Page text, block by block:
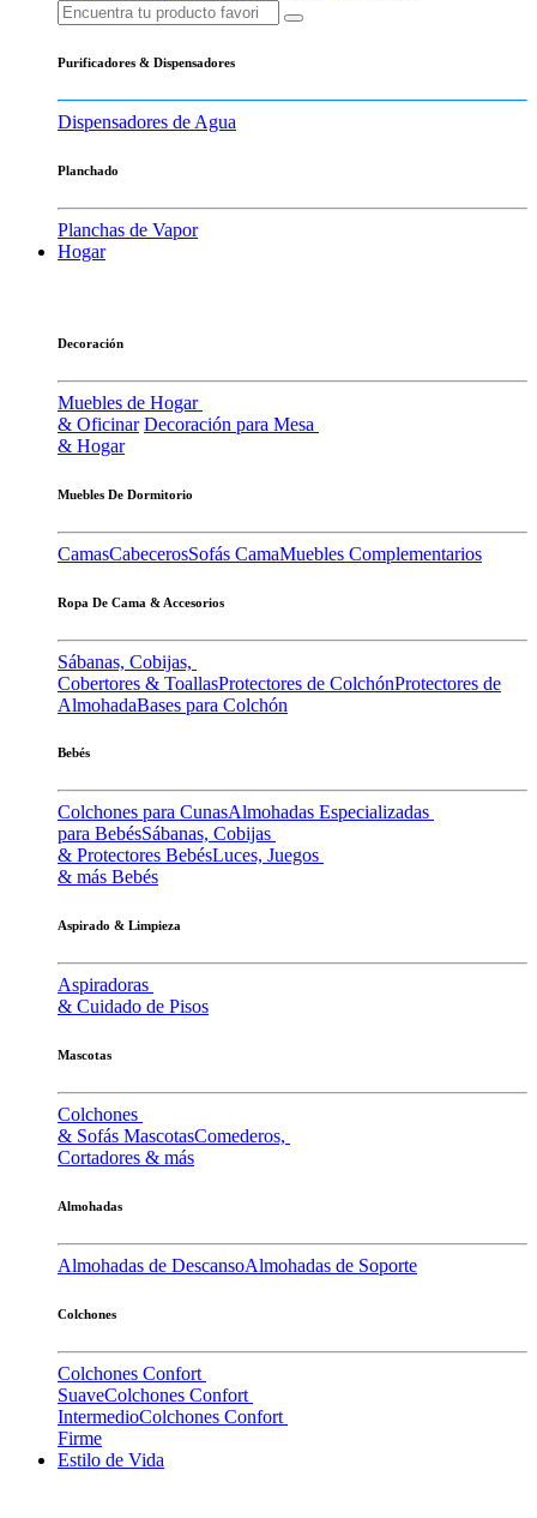
Purificadores & Dispensadores
Dispensadores de Agua
Planchado
Planchas de Vapor
Hogar
Decoración
Muebles de Hogar
& Oficinar Decoración para Mesa
& Hogar
Muebles De Dormitorio
CamasCabecerosSofás CamaMuebles Complementarios
Ropa De Cama & Accesorios
Sábanas, Cobijas,
Cobertores & ToallasProtectores de ColchónProtectores de
AlmohadaBases para Colchón
Bebés
Colchones para CunasAlmohadas Especializadas
para BebésSábanas, Cobijas
& Protectores BebésLuces, Juegos
& más Bebés
Aspirado & Limpieza
Aspiradoras
& Cuidado de Pisos
Mascotas
Colchones
& Sofás MascotasComederos,
Cortadores & más
Almohadas
Almohadas de DescansoAlmohadas de Soporte
Colchones
Colchones Confort
SuaveColchones Confort
IntermedioColchones Confort
Firme
Estilo de Vida